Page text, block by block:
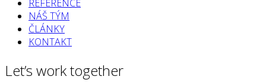
REFERENCE
NÁŠ TÝM
ČLÁNKY
KONTAKT
Let’s work together